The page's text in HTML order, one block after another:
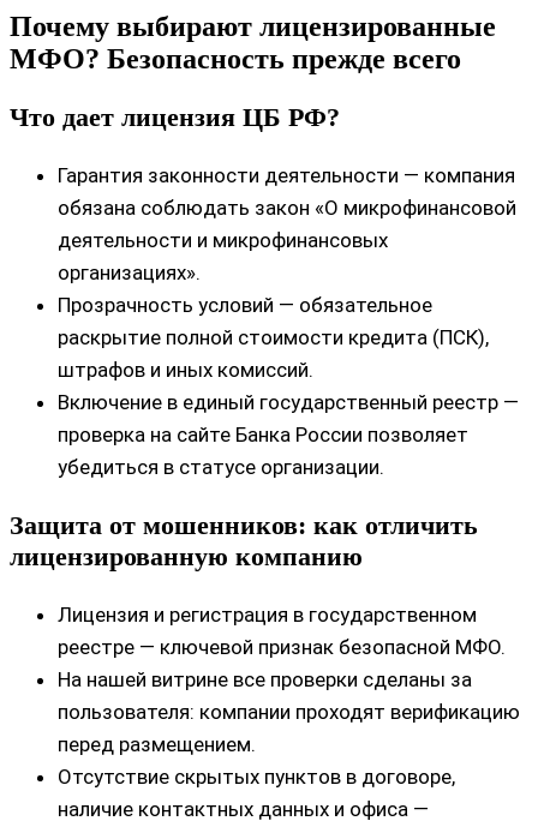
Почему выбирают лицензированные
МФО? Безопасность прежде всего
Что дает лицензия ЦБ РФ?
Гарантия законности деятельности — компания
обязана соблюдать закон «О микрофинансовой
деятельности и микрофинансовых
организациях».
Прозрачность условий — обязательное
раскрытие полной стоимости кредита (ПСК),
штрафов и иных комиссий.
Включение в единый государственный реестр —
проверка на сайте Банка России позволяет
убедиться в статусе организации.
Защита от мошенников: как отличить
лицензированную компанию
Лицензия и регистрация в государственном
реестре — ключевой признак безопасной МФО.
На нашей витрине все проверки сделаны за
пользователя: компании проходят верификацию
перед размещением.
Отсутствие скрытых пунктов в договоре,
наличие контактных данных и офиса —